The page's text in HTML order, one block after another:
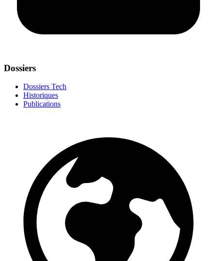
Dossiers
Dossiers Tech
Historiques
Publications